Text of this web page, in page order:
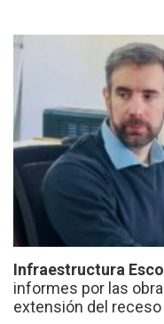
Infraestructura
informes por las
extensión del receso